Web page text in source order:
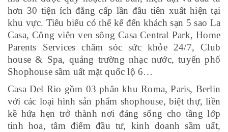
hơn 30 tiện ích đẳng cấp lần đầu tiên xuất hiện tại
khu vực. Tiêu biểu có thể kể đến khách sạn 5 sao La
Casa, Công viên ven sông Casa Central Park, Home
Parents Services chăm sóc sức khỏe 24/7, Club
house & Spa, quảng trường nhạc nước, tuyến phố
Shophouse sầm uất mặt quốc lộ 6…
Casa Del Rio gồm 03 phân khu Roma, Paris, Berlin
với các loại hình sản phẩm shophouse, biệt thự, liền
kề hứa hẹn trở thành nơi đáng sống cho tầng lớp
tinh hoa, tâm điểm đầu tư, kinh doanh sầm uất,